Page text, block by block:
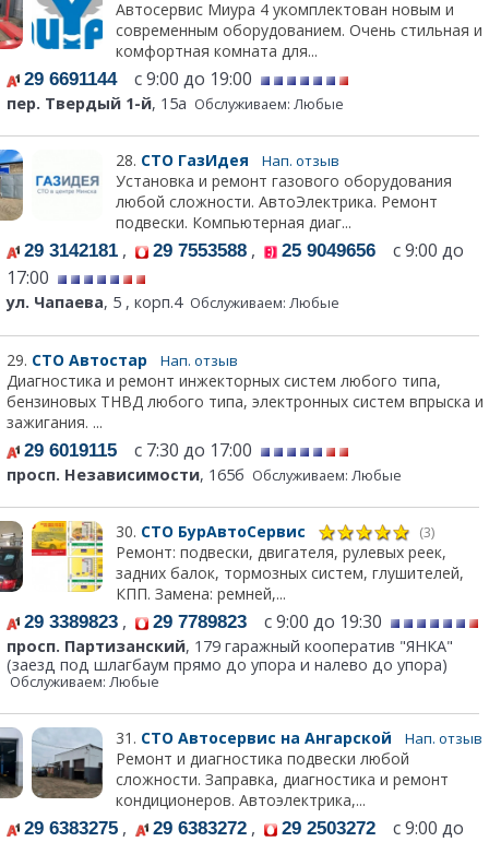
Автосервис Миура 4 укомплектован новым и
современным оборудованием. Очень стильная и
комфортная комната для...
29 6691144с 9:00 до 19:00
пер. Твердый 1-й, 15а Обслуживаем: Любые
28. СТО ГазИдея Нап. отзыв
Установка и ремонт газового оборудования
любой сложности. АвтоЭлектрика. Ремонт
подвески. Компьютерная диаг...
29 3142181 , 29 7553588 , 25 9049656 с 9:00 до
17:00
ул. Чапаева, 5 , корп.4 Обслуживаем: Любые
29. СТО Автостар Нап. отзыв
Диагностика и ремонт инжекторных систем любого типа,
бензиновых ТНВД любого типа, электронных систем впрыска и
зажигания. ...
29 6019115 с 7:30 до 17:00
просп. Независимости, 165б Обслуживаем: Любые
30. СТО БурАвтоСервис (3)
Ремонт: подвески, двигателя, рулевых реек,
задних балок, тормозных систем, глушителей,
КПП. Замена: ремней,...
29 3389823 , 29 7789823 с 9:00 до 19:30
просп. Партизанский, 179 гаражный кооператив "ЯНКА"
(заезд под шлагбаум прямо до упора и налево до упора)
Обслуживаем: Любые
31. СТО Автосервис на Ангарской Нап. отзыв
Ремонт и диагностика подвески любой
сложности. Заправка, диагностика и ремонт
кондиционеров. Автоэлектрика,...
29 6383275 , 29 6383272 , 29 2503272 с 9:00 до